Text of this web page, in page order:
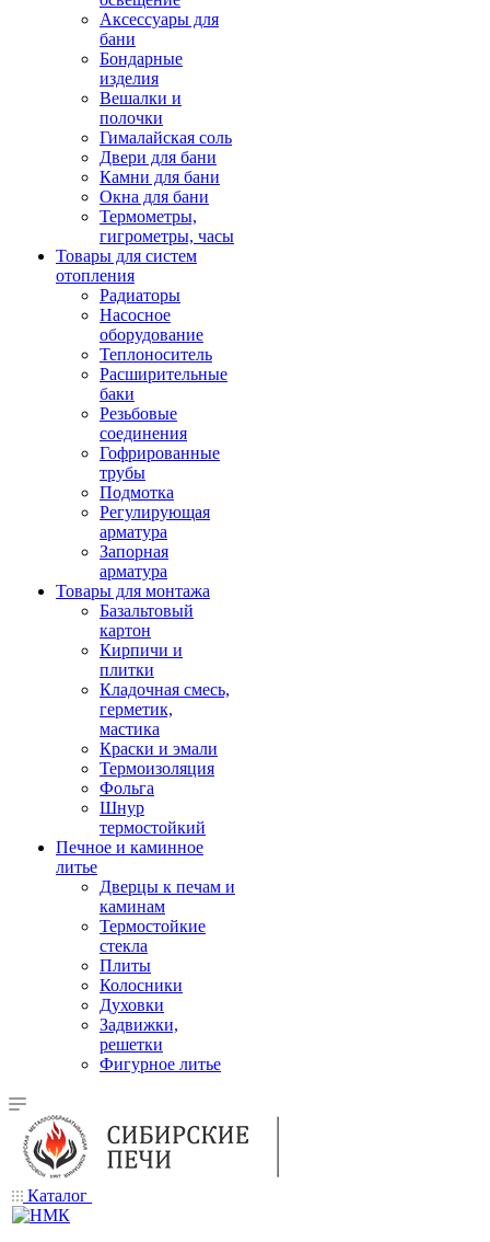
Аксессуары для
бани
Бондарные
изделия
Вешалки и
полочки
Гималайская соль
Двери для бани
Камни для бани
Окна для бани
Термометры,
гигрометры, часы
Товары для систем
отопления
Радиаторы
Насосное
оборудование
Теплоноситель
Расширительные
баки
Резьбовые
соединения
Гофрированные
трубы
Подмотка
Регулирующая
арматура
Запорная
арматура
Товары для монтажа
Базальтовый
картон
Кирпичи и
плитки
Кладочная смесь,
герметик,
мастика
Краски и эмали
Термоизоляция
Фольга
Шнур
термостойкий
Печное и каминное
литье
Дверцы к печам и
каминам
Термостойкие
стекла
Плиты
Колосники
Духовки
Задвижки,
решетки
Фигурное литье
Каталог